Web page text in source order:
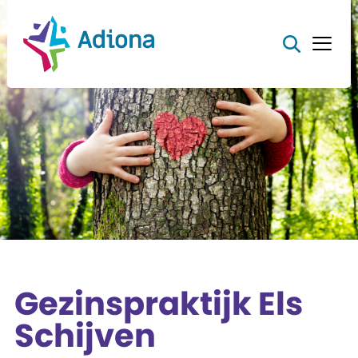
Gezinspraktijk Els
Schijven